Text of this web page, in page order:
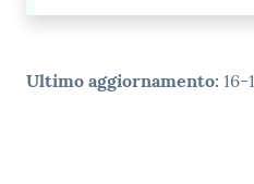
Ultimo aggiornamento: 16-